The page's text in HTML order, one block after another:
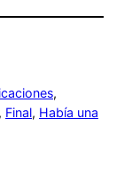
, Final, Había una